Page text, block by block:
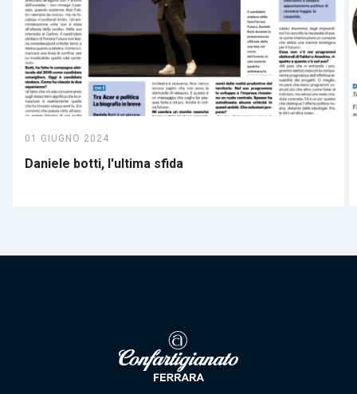
01 GIUGNO 2024
Daniele botti, l'ultima sfida